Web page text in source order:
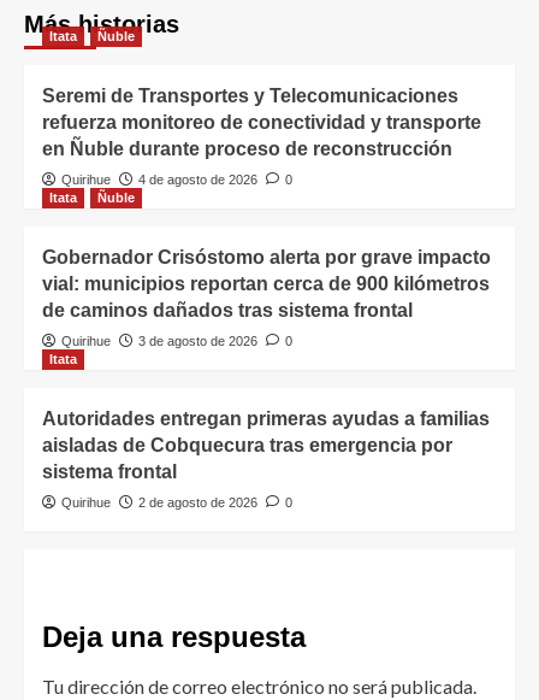
Más historias
Itata Ñuble
Seremi de Transportes y Telecomunicaciones
refuerza monitoreo de conectividad y transporte
en Ñuble durante proceso de reconstrucción
Quirihue 4 de agosto de 2026
0
Itata
Ñuble
Gobernador Crisóstomo alerta por grave impacto
vial: municipios reportan cerca de 900 kilómetros
de caminos dañados tras sistema frontal
Quirihue 3 de agosto de 2026
0
Itata
Autoridades entregan primeras ayudas a familias
aisladas de Cobquecura tras emergencia por
sistema frontal
Quirihue 2 de agosto de 2026 0
Deja una respuesta
Tu dirección de correo electrónico no será publicada.